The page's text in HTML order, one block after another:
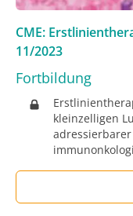
CME:
11/2023
Fortbildung
kleinzelligen